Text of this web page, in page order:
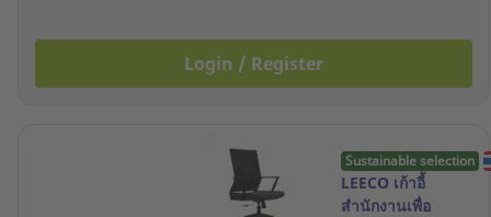
Login / Register
Sustainable selection
LEECO เก้าอี้
สำนักงานเพื่อ